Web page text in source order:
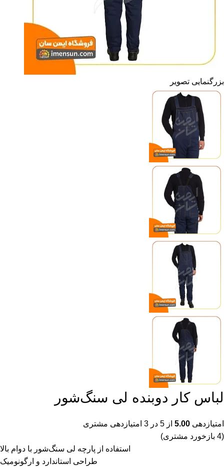
بزرگنمایی تصویر
لباس کار دوبنده لی سنگ‌شور
امتیازدهی 5.00 از 5 در 3 امتیازدهی مشتری
(
4 بازخورد مشتری)
استفاده از پارچه لی سنگ‌شور با دوام بالا
طراحی استاندارد و ارگونومیک